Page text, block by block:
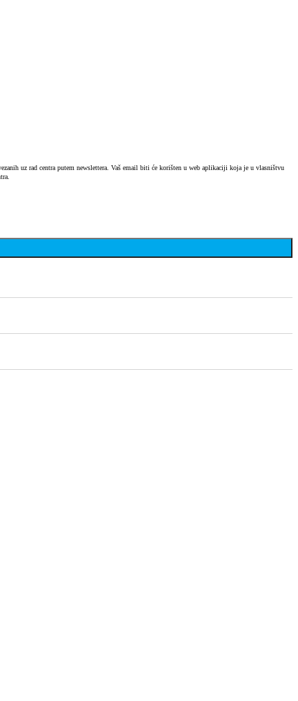
uz rad centra putem newslettera. Vaš email biti će korišten u web aplikaciji koja je u vlasništvu